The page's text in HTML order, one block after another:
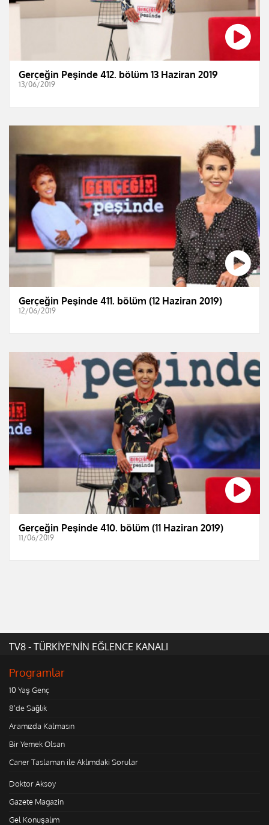
Gerçeğin Peşinde 412. bölüm 13 Haziran 2019
13/06/2019
Gerçeğin Peşinde 411. bölüm (12 Haziran 2019)
12/06/2019
Gerçeğin Peşinde 410. bölüm (11 Haziran 2019)
11/06/2019
TV8 - TÜRKİYE'NİN EĞLENCE KANALI
Programlar
10 Yaş Genç
8'de Sağlık
Aramızda Kalmasın
Bir Yemek Olsan
Caner Taslaman ile Aklımdaki Sorular
Doktor Aksoy
Gazete Magazin
Gel Konuşalım